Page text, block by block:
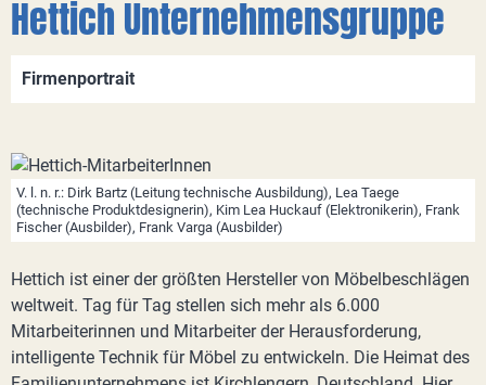
Hettich Unternehmensgruppe
Firmenportrait
V. l. n. r.: Dirk Bartz (Leitung technische Ausbildung), Lea Taege
(technische Produktdesignerin), Kim Lea Huckauf (Elektronikerin), Frank
Fischer (Ausbilder), Frank Varga (Ausbilder)
Hettich ist einer der größten Hersteller von Möbelbeschlägen
weltweit. Tag für Tag stellen sich mehr als 6.000
Mitarbeiterinnen und Mitarbeiter der Herausforderung,
intelligente Technik für Möbel zu entwickeln. Die Heimat des